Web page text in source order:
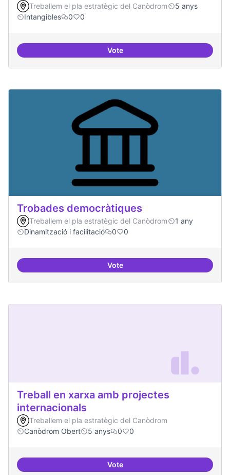
Treballem el pla estratègic del Canòdrom
5 anys
Intangibles
0 0
VoteUn espai d'utopies
Trobades democràtiques
Treballem el pla estratègic del Canòdrom
1 any
Dinamització i facilitació
0 0
VoteTrobades democràtiques
Treball en xarxa amb projectes
internacionals
Treballem el pla estratègic del Canòdrom
Canòdrom Obert
5 anys 0 0
VoteTreball en xarxa amb projectes